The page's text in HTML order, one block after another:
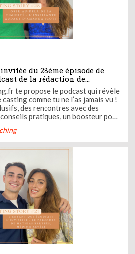
du 28ème épisode de
de la rédaction de
te propose le podcast qui révèle
comme tu ne l’as jamais vu !
des rencontres avec des
pratiques, un boosteur pour
tu es avec Casting Call ! Dans ...